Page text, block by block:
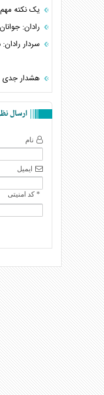
یک نکته
رادان:
سردار
هشدار جدی
ارسال
نام
ایمیل
* کد امنیتی